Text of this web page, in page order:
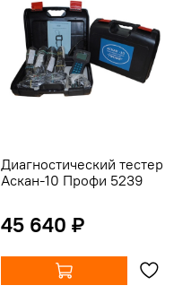
Диагностический тестер
Аскан-10 Профи 5239
45 640 ₽